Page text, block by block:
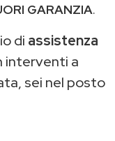
GARANZIA.
di assistenza
interventi a
sei nel posto